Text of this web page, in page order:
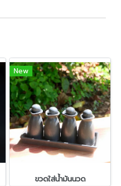
New
ขวดใส่น้ำมันนวด